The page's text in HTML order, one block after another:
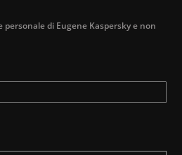
di Eugene Kaspersky e non